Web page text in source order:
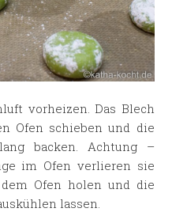
vorheizen. Das Blech
Ofen schieben und die
backen. Achtung –
im Ofen verlieren sie
Ofen holen und die
lassen.